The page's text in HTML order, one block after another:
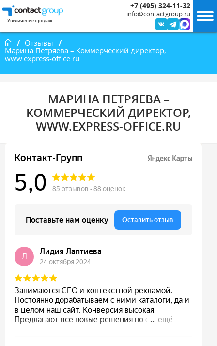
Увеличение продаж
info@contactgroup.ru
+7 (495) 324-11-32
ГлавнаяОтзывы
Марина Петряева – Коммерческий директор,
www.express-office.ru
МАРИНА ПЕТРЯЕВА –
КОММЕРЧЕСКИЙ ДИРЕКТОР,
WWW.EXPRESS-OFFICE.RU